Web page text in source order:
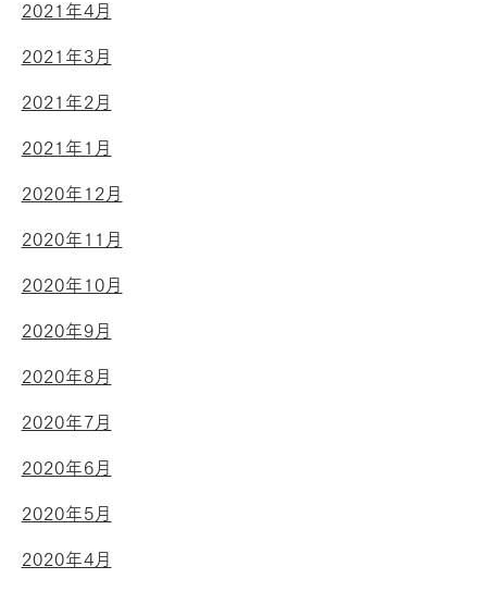
2021年4月
2021年3月
2021年2月
2021年1月
2020年12月
2020年11月
2020年10月
2020年9月
2020年8月
2020年7月
2020年6月
2020年5月
2020年4月